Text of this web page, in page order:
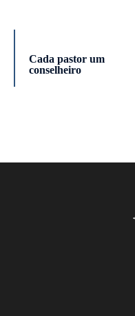
Cada pastor um
conselheiro